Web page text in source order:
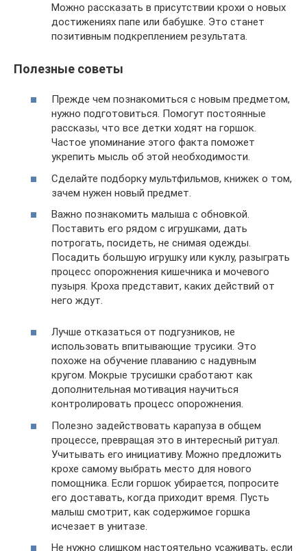
Можно рассказать в присутствии крохи о новых
достижениях папе или бабушке. Это станет
позитивным подкреплением результата.
Полезные советы
Прежде чем познакомиться с новым предметом,
нужно подготовиться. Помогут постоянные
рассказы, что все детки ходят на горшок.
Частое упоминание этого факта поможет
укрепить мысль об этой необходимости.
Сделайте подборку мультфильмов, книжек о том,
зачем нужен новый предмет.
Важно познакомить малыша с обновкой.
Поставить его рядом с игрушками, дать
потрогать, посидеть, не снимая одежды.
Посадить большую игрушку или куклу, разыграть
процесс опорожнения кишечника и мочевого
пузыря. Кроха представит, каких действий от
него ждут.
Лучше отказаться от подгузников, не
использовать впитывающие трусики. Это
похоже на обучение плаванию с надувным
кругом. Мокрые трусишки сработают как
дополнительная мотивация научиться
контролировать процесс опорожнения.
Полезно задействовать карапуза в общем
процессе, превращая это в интересный ритуал.
Учитывать его инициативу. Можно предложить
крохе самому выбрать место для нового
помощника. Если горшок убирается, попросите
его доставать, когда приходит время. Пусть
малыш смотрит, как содержимое горшка
исчезает в унитазе.
Не нужно слишком настоятельно усаживать, если